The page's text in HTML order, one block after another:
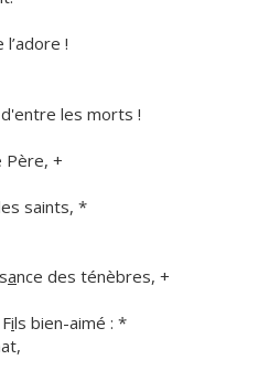
l’adore !
les morts !
Père, +
saints, *
ance des ténèbres, +
ils bien-aimé : *